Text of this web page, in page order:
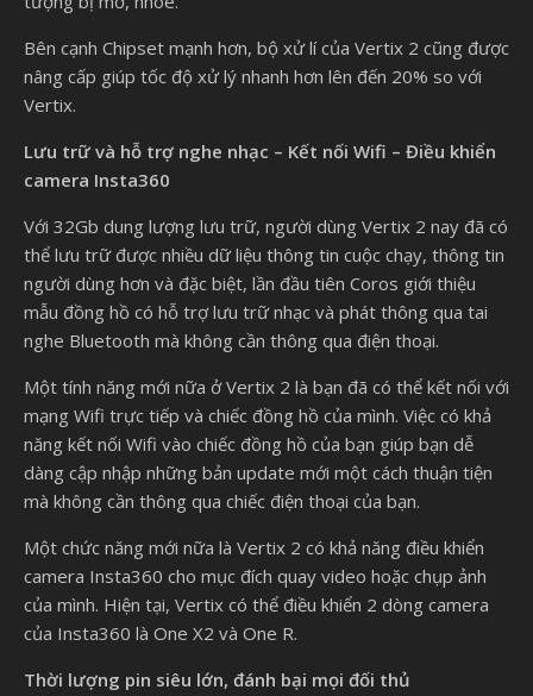
Bên cạnh Chipset mạnh hơn, bộ xử lí của Vertix 2 cũng được
nâng cấp giúp tốc độ xử lý nhanh hơn lên đến 20% so với
Vertix.
Lưu trữ và hỗ trợ nghe nhạc – Kết nối Wifi – Điều khiển
camera Insta360
Với 32Gb dung lượng lưu trữ, người dùng Vertix 2 nay đã có
thể lưu trữ được nhiều dữ liệu thông tin cuộc chạy, thông tin
người dùng hơn và đặc biệt, lần đầu tiên Coros giới thiệu
mẫu đồng hồ có hỗ trợ lưu trữ nhạc và phát thông qua tai
nghe Bluetooth mà không cần thông qua điện thoại.
Một tính năng mới nữa ở Vertix 2 là bạn đã có thể kết nối với
mạng Wifi trực tiếp và chiếc đồng hồ của mình. Việc có khả
năng kết nối Wifi vào chiếc đồng hồ của bạn giúp bạn dễ
dàng cập nhập những bản update mới một cách thuận tiện
mà không cần thông qua chiếc điện thoại của bạn.
Một chức năng mới nữa là Vertix 2 có khả năng điều khiển
camera Insta360 cho mục đích quay video hoặc chụp ảnh
của mình. Hiện tại, Vertix có thể điều khiển 2 dòng camera
của Insta360 là One X2 và One R.
Thời lượng pin siêu lớn, đánh bại mọi đối thủ